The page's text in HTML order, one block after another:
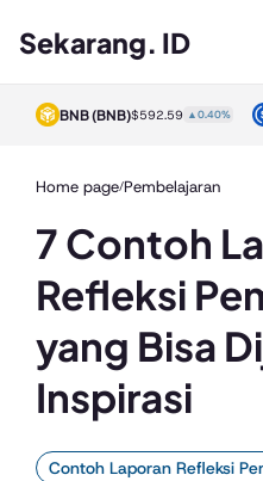
Sekarang. ID
BNB(BNB)$592.59 ▲0.40%
Home page/Pembelajaran
7 Contoh
Refleksi
yang Bisa
Inspirasi
Contoh Laporan Refleksi